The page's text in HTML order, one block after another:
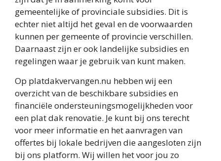
gemeentelijke of provinciale subsidies. Dit is
echter niet altijd het geval en de voorwaarden
kunnen per gemeente of provincie verschillen.
Daarnaast zijn er ook landelijke subsidies en
regelingen waar je gebruik van kunt maken.
Op platdakvervangen.nu hebben wij een
overzicht van de beschikbare subsidies en
financiële ondersteuningsmogelijkheden voor
een plat dak renovatie. Je kunt bij ons terecht
voor meer informatie en het aanvragen van
offertes bij lokale bedrijven die aangesloten zijn
bij ons platform. Wij willen het voor jou zo